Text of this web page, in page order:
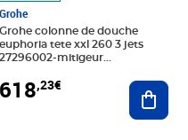
au panier
Grohe
Grohe colonne de douche
euphoria tete xxl 260 3 jets
27296002-mitigeur
température -débit contrôl
618,23€